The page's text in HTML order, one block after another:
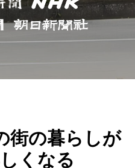
街の暮らしが
くなる